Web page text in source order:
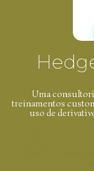
Uma
treinamentos
uso de